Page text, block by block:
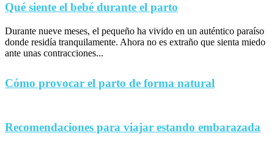
Qué siente el bebé durante el parto
Durante nueve meses, el pequeño ha vivido en un auténtico paraíso
donde residía tranquilamente. Ahora no es extraño que sienta miedo
ante unas contracciones...
Cómo provocar el parto de forma natural
Recomendaciones para viajar estando embarazada